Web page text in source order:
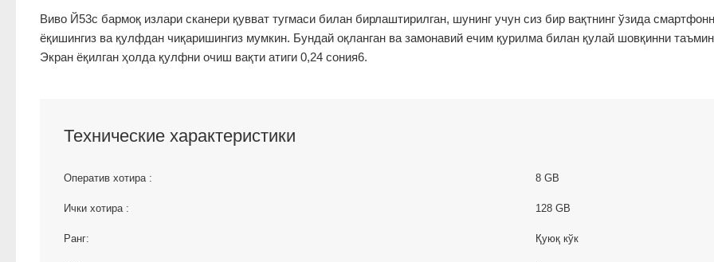
Виво Й53с бармоқ излари сканери қувват тугмаси билан бирлаштирилган, шунинг учун сиз бир вақтнинг ўзида
ёқишингиз ва қулфдан чиқаришингиз мумкин. Бундай оқланган ва замонавий ечим қурилма билан қулай шовқинни
Экран ёқилган ҳолда қулфни очиш вақти атиги 0,24 сония6.
Технические характеристики
Оператив хотира : 8 GB
Ички хотира : 128 GB
Ранг: Қуюқ кўк